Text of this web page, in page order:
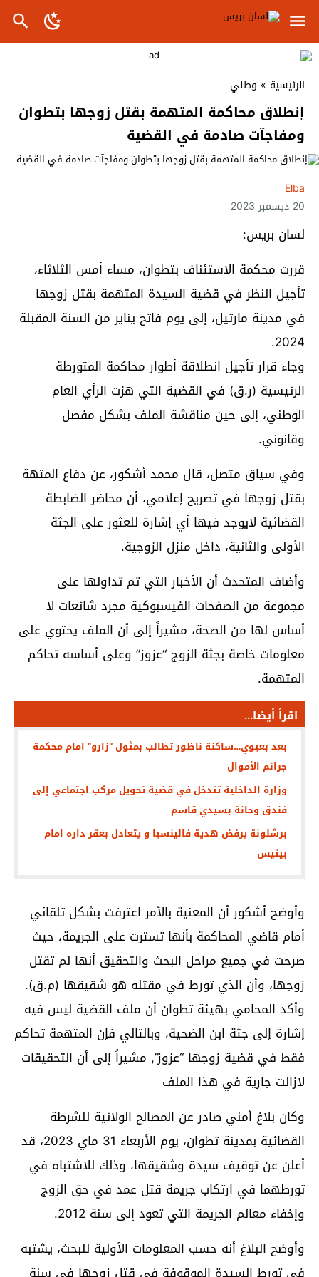
الرئيسية » وطني
إنطلاق محاكمة المتهمة بقتل زوجها بتطوان
ومفاجآت صادمة في القضية
Elba
20 ديسمبر 2023
لسان بريس:
قررت محكمة الاستئناف بتطوان، مساء أمس الثلاثاء،
تأجيل النظر في قضية السيدة المتهمة بقتل زوجها
في مدينة مارتيل، إلى يوم فاتح يناير من السنة المقبلة
2024.
وجاء قرار تأجيل انطلاقة أطوار محاكمة المتورطة
الرئيسية (ر.ق) في القضية التي هزت الرأي العام
الوطني، إلى حين مناقشة الملف بشكل مفصل
وقانوني.
وفي سياق متصل، قال محمد أشكور، عن دفاع المتهة
بقتل زوجها في تصريح إعلامي، أن محاضر الضابطة
القضائية لايوجد فيها أي إشارة للعثور على الجثة
الأولى والثانية، داخل منزل الزوجية.
وأضاف المتحدث أن الأخبار التي تم تداولها على
مجموعة من الصفحات الفيسبوكية مجرد شائعات لا
أساس لها من الصحة، مشيراً إلى أن الملف يحتوي على
معلومات خاصة بجثة الزوج “عزوز” وعلى أساسه تحاكم
المتهمة.
اقرأ أيضا...
بعد بعيوي…ساكنة ناظور تطالب بمثول “زارو” امام محكمة
جرائم الأموال
وزارة الداخلية تتدخل في قضية تحويل مركب اجتماعي إلى
فندق وحانة بسيدي قاسم
برشلونة يرفض هدية فالينسيا و يتعادل بعقر داره امام
بيتيس
وأوضح أشكور أن المعنية بالأمر اعترفت بشكل تلقائي
أمام قاضي المحاكمة بأنها تسترت على الجريمة، حيث
صرحت في جميع مراحل البحث والتحقيق أنها لم تقتل
زوجها، وأن الذي تورط في مقتله هو شقيقها (م.ق).
وأكد المحامي بهيئة تطوان أن ملف القضية ليس فيه
إشارة إلى جثة ابن الضحية، وبالتالي فإن المتهمة تحاكم
فقط في قضية زوجها “عزوز”, مشيراً إلى أن التحقيقات
لازالت جارية في هذا الملف
وكان بلاغ أمني صادر عن المصالح الولائية للشرطة
القضائية بمدينة تطوان، يوم الأربعاء 31 ماي 2023، قد
أعلن عن توقيف سيدة وشقيقها، وذلك للاشتباه في
تورطهما في ارتكاب جريمة قتل عمد في حق الزوج
وإخفاء معالم الجريمة التي تعود إلى سنة 2012.
وأوضح البلاغ أنه حسب المعلومات الأولية للبحث، يشتبه